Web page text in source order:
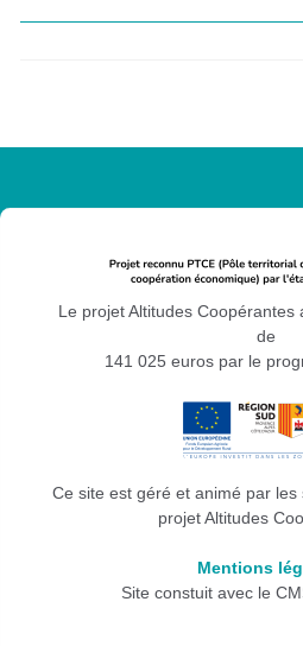
Le projet Altitudes
de
141 025 euros par le
Ce site est géré et animé par
projet Altitudes
Mentions
Site constuit avec le